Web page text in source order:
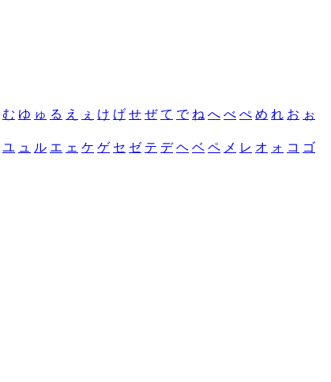
む ゆ ゅ る え ぇ け げ せ ぜ て で ね へ べ ぺ め れ お ぉ
ユ ュ ル エ ェ ケ ゲ セ ゼ テ デ ヘ ベ ペ メ レ オ ォ コ ゴ